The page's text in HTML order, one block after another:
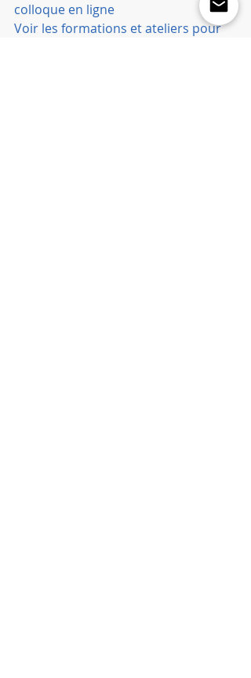
colloque en ligne
Voir les formations et ateliers pour